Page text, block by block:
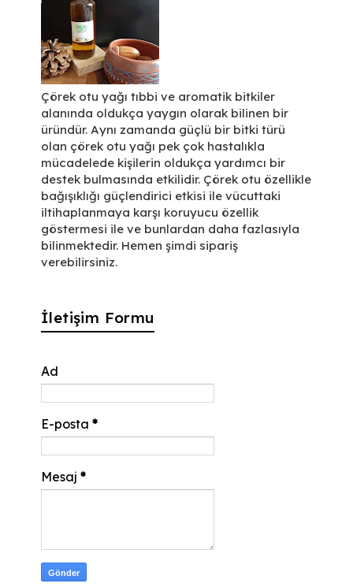
Çörek otu yağı tıbbi ve aromatik bitkiler
alanında oldukça yaygın olarak bilinen bir
üründür. Aynı zamanda güçlü bir bitki türü
olan çörek otu yağı pek çok hastalıkla
mücadelede kişilerin oldukça yardımcı bir
destek bulmasında etkilidir. Çörek otu özellikle
bağışıklığı güçlendirici etkisi ile vücuttaki
iltihaplanmaya karşı koruyucu özellik
göstermesi ile ve bunlardan daha fazlasıyla
bilinmektedir. Hemen şimdi sipariş
verebilirsiniz.
İletişim Formu
Ad
E-posta *
Mesaj *